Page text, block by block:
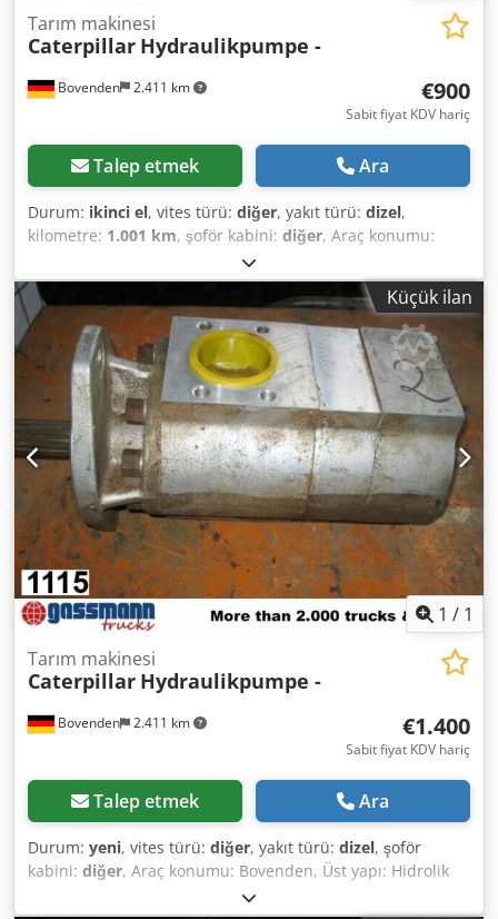
Bovenden 2.411 km
Tarım makinesi
Caterpillar Hydraulikpumpe -
€900
Sabit fiyat KDV hariç
Talep etmek Ara
Durum: ikinci el, vites türü: diğer, yakıt türü: dizel,
kilometre: 1.001 km, şoför kabini: diğer, Araç konumu:
Bovenden, Üst yapı: Hidrolik pompa KULLANILMIŞ No.:
2737J4457 AKSESUAR BİLGİLERİ GARANTİSİZ, değişiklikler,
ara satış ve hatalar saklı tutulur! - . Dcodpfsi Rpciox Altek
Küçük ilan
1 / 1
Bovenden 2.411 km
Tarım makinesi
Caterpillar Hydraulikpumpe -
€1.400
Sabit fiyat KDV hariç
Talep etmek Ara
Durum: yeni, vites türü: diğer, yakıt türü: dizel, şoför
kabini: diğer, Araç konumu: Bovenden, Üst yapı: Hidrolik
pompa YENİ No.: 8748J8747 AKSESUAR BİLGİLERİ